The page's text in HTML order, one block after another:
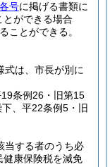
号に掲げる書類に
ができる場合
ことができる。
式は、市長が別に
条例26・旧第15
、平22条例5・旧
当する者のうち必
健康保険税を減免